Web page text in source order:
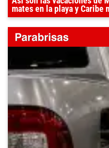
mates en la playa y Caribe